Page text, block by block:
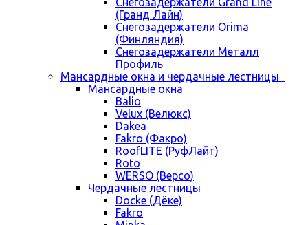
(Гранд Лайн)
Снегозадержатели Orima
(Финляндия)
Снегозадержатели Металл
Профиль
Мансардные окна и чердачные лестницы
Мансардные окна
Balio
Velux (Велюкс)
Dakea
Fakro (Факро)
RoofLITE (РуфЛайт)
Roto
WERSO (Версо)
Чердачные лестницы
Docke (Дёке)
Fakro